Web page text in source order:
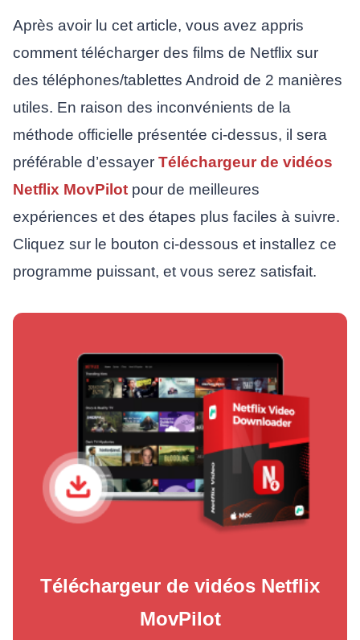
Après avoir lu cet article, vous avez appris
comment télécharger des films de Netflix sur
des téléphones/tablettes Android de 2 manières
utiles. En raison des inconvénients de la
méthode officielle présentée ci-dessus, il sera
préférable d’essayer Téléchargeur de vidéos
Netflix MovPilotpour de meilleures
expériences et des étapes plus faciles à suivre.
Cliquez sur le bouton ci-dessous et installez ce
programme puissant, et vous serez satisfait.
Téléchargeur de vidéos Netflix
MovPilot